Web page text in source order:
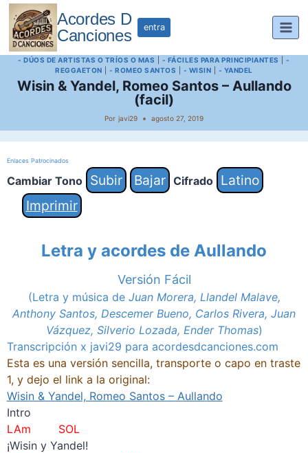
Saltar
contenido
Acordes D
Canciones
entra
- DÚOS DE ARTISTAS O TRÍOS O MAS - FÁCILES PARA PRINCIPIANTES |-
REGGAETON |- ROMEO SANTOS - WISIN - YANDEL
Wisin & Yandel, Romeo Santos – Aullando
(facil)
Por javi29 agosto 27, 2019
Enlaces Patrocinados
Cambiar Tono Subir Bajar Cifrado
Latino
Imprimir
Letra y acordes de Aullando
Versión Fácil
(Letra y música de Juan Morera, Llandel Malave,
Anthony Santos, Descemer Bueno, Carlos Rivera, Juan
Vázquez, Silverio Lozada, Ender Thomas)
Transcripción x javi29 para acordesdcanciones.com
Esta es una versión sencilla, transporte o capo en traste
1, y dejo el link a la original:
Wisin & Yandel, Romeo Santos – Aullando
Intro
LAm SOL
¡Wisin y Yandel!